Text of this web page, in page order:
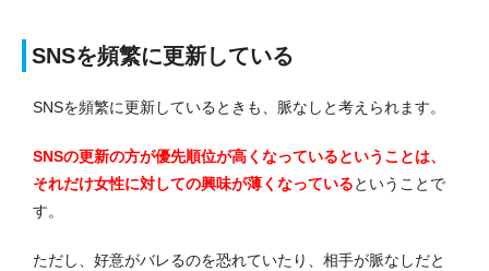
SNSを頻繁に更新している
SNSを頻繁に更新しているときも、脈なしと考えられます。
SNSの更新の方が優先順位が高くなっているということは、
それだけ女性に対しての興味が薄くなっているということで
す。
ただし、好意がバレるのを恐れていたり、相手が脈なしだと